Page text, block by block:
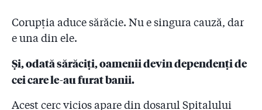
înmormîntate pe banii Spitalului Malaxa – ”Managerul
Secureanu scoate zilnic cash din spital pe o firmă
5.9
Jurnaliștii sînt dați afară de bodyguarzi din curtea
spitalului Malaxa, alte înregistrări cu managerul
Corupția aduce sărăcie. Nu e singura cauză, dar
e una din ele.
Și, odată sărăciți, oamenii devin dependenți de
cei care le-au furat banii.
Acest cerc vicios apare din dosarul Spitalului